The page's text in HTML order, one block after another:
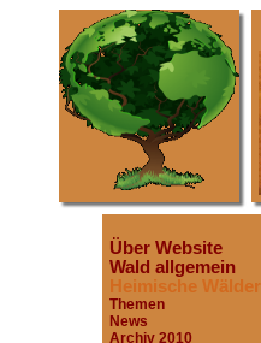
Über Website
Wald allgemein
Heimische Wälder
Themen
News
Archiv 2010